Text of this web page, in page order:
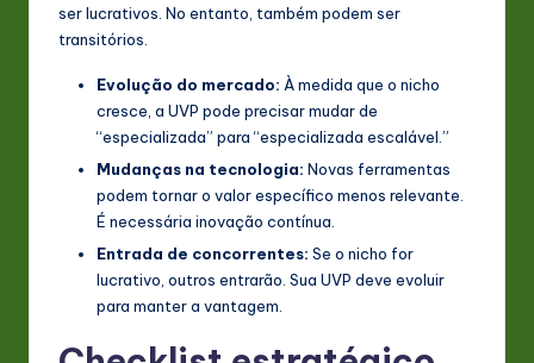
ser lucrativos. No entanto, também podem ser
transitórios.
Evolução do mercado: À medida que o nicho
cresce, a UVP pode precisar mudar de
“especializada” para “especializada escalável.”
Mudanças na tecnologia: Novas ferramentas
podem tornar o valor específico menos relevante.
É necessária inovação contínua.
Entrada de concorrentes: Se o nicho for
lucrativo, outros entrarão. Sua UVP deve evoluir
para manter a vantagem.